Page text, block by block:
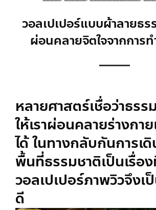
วอลเปเปอร์แบบผ้าลายธ
ผ่อนคลายจิตใจจากการท
หลายศาสตร์เชื่อว่าธรร
ให้เราผ่อนคลายร่างกา
ได้ ในทางกลับกันการเดิ
พื้นที่ธรรมชาติเป็นเรื่อ
วอลเปเปอร์ภาพวิวจึงเ
ดี